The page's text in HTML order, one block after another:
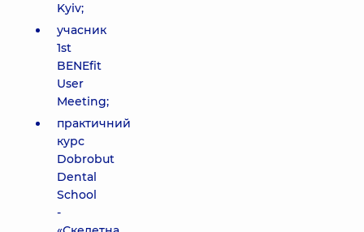
Kyiv;
учасник
1st
BENEfit
User
Meeting;
практичний
курс
Dobrobut
Dental
School
-